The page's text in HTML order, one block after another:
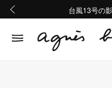
熊本地域地震
台風13号の
熊本地域地震